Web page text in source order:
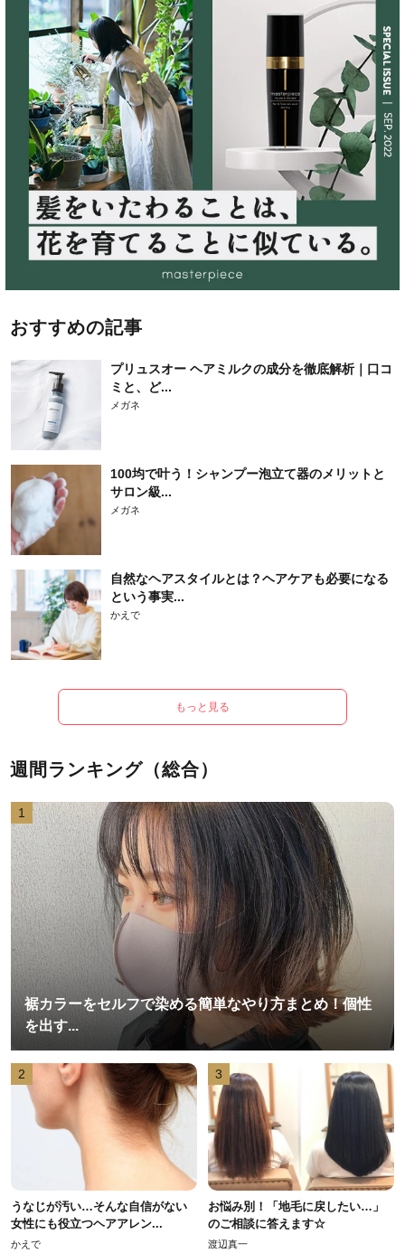
おすすめの記事
プリュスオー ヘアミルクの成分を徹底解析｜口コ
ミと、ど...
メガネ
100均で叶う！シャンプー泡立て器のメリットと
サロン級...
メガネ
自然なヘアスタイルとは？ヘアケアも必要になる
という事実...
かえで
もっと見る
週間ランキング（総合）
1
裾カラーをセルフで染める簡単なやり方まとめ！個性
を出す...
2
うなじが汚い…そんな自信がない
女性にも役立つヘアアレン...
かえで
3
お悩み別！「地毛に戻したい…」
のご相談に答えます☆
渡辺真一